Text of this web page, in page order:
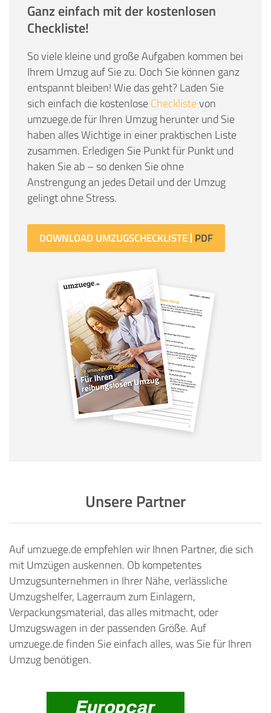
Ganz einfach mit der kostenlosen
Checkliste!
So viele kleine und große Aufgaben kommen bei
Ihrem Umzug auf Sie zu. Doch Sie können ganz
entspannt bleiben! Wie das geht? Laden Sie
sich einfach die kostenloseChecklistevon
umzuege.de für Ihren Umzug herunter und Sie
haben alles Wichtige in einer praktischen Liste
zusammen. Erledigen Sie Punkt für Punkt und
haken Sie ab – so denken Sie ohne
Anstrengung an jedes Detail und der Umzug
gelingt ohne Stress.
DOWNLOAD UMZUGSCHECKLISTE
Unsere Partner
Auf umzuege.de empfehlen wir Ihnen Partner, die sich
mit Umzügen auskennen. Ob kompetentes
Umzugsunternehmen in Ihrer Nähe, verlässliche
Umzugshelfer, Lagerraum zum Einlagern,
Verpackungsmaterial, das alles mitmacht, oder
Umzugswagen in der passenden Größe. Auf
umzuege.de finden Sie einfach alles, was Sie für Ihren
Umzug benötigen.